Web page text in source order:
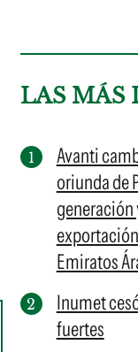
LAS MÁS
Avanti
oriunda de
generación
Emiratos
Inumet
fuertes